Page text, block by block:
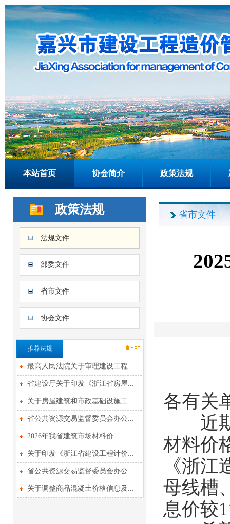
本站首页 协会简介 政策法规
政策法规
法规文件
部委文件
省市文件
协会文件
推荐法规
最高人民法院关于审理建设工程...
省建设厅关于印发《浙江省房屋...
关于房屋建筑和市政基础设施工...
省公共资源交易监督委员会办公...
2026年我省建筑市场材料价...
关于印发《浙江省建设工程计价...
省公共资源交易监督委员会办公...
关于调整商品混凝土价格信息及...
省市文件
各有关
近期
材料价
《浙
母线槽
息价较